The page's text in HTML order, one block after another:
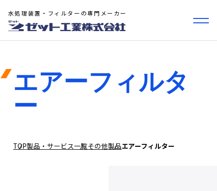
水処理装置・フィルターの専門メーカー
エアーフィルタ
ー
TOP製品・サービス一覧その他製品エアーフィルター